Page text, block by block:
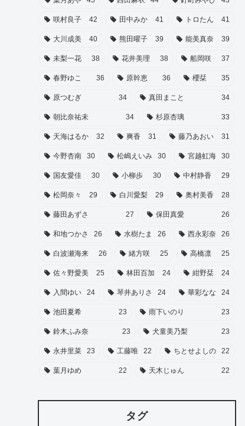
咲村良子 42 田中みか 41 トロたん 41
大川成美 40 熊田曜子 39 能美真奈 39
未梨一花 38 花井美理 38 船岡咲 37
春野ゆこ 36 原幹恵 36 櫻栞 35
原つむぎ 34 真田まこと 34
朝比奈祐未 34 杉原杏璃 33
天海はるか 32 爽香 31 藤乃あおい 31
今野杏南 30 松嶋えいみ 30 宮越虹海 30
国友愛佳 30 小柳歩 30 中村静香 29
松岡奈々 29 白川愛梨 29 奥村美香 28
藤田あずさ 27 保田真愛 26
和地つかさ 26 水樹たま 26 西永彩奈 26
白波瀬海来 26 緒方咲 25 高橋凛 25
佐々野愛美 25 林田百加 24 紺野栞 24
入間ゆい 24 琴井ありさ 24 華彩なな 24
池田夏希 23 雨下いのり 23
鈴木ふみ奈 23 犬童美乃梨 23
永井里菜 23 工藤唯 22 ちとせよしの 22
葉月ゆめ 22 天木じゅん 22
タグ